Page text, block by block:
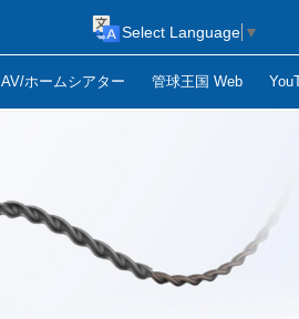
AV/ホームシアター 管球王国 Web
Select Language ▼